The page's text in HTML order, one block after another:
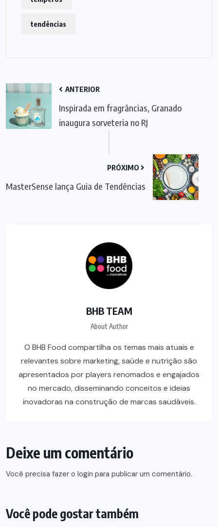
tendências
ANTERIOR
Inspirada em fragrâncias, Granado
inaugura sorveteria no RJ
PRÓXIMO
MasterSense lança Guia de Tendências
BHB TEAM
About Author
O BHB Food compartilha os temas mais atuais e
relevantes sobre marketing, saúde e nutrição são
apresentados por players renomados e engajados
no mercado, disseminando conceitos e ideias
inovadoras na construção de marcas saudáveis.
Deixe um comentário
Você precisa fazer o login para publicar um comentário.
Você pode gostar também